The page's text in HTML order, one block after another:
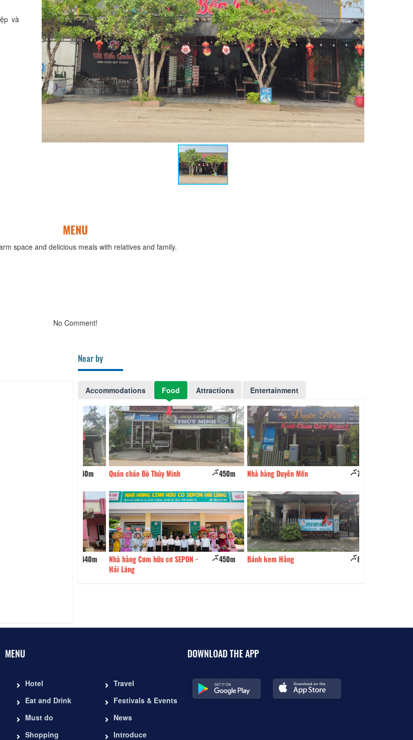
và
MENU
space and delicious meals with relatives and family.
No Comment!
Near by
Accommodations Food Attractions Entertainment
Quán cháo Bò Thủy Minh
Nhà hàng Cơm hữu cơ SEPON -
Hải Lăng
450m
Nhà hàng Duyên Mến
Bánh kem Hằng
MENU
Hotel
Eat and Drink
Must do
Shopping
Travel
Festivals & Events
News
Introduce
DOWNLOAD THE APP